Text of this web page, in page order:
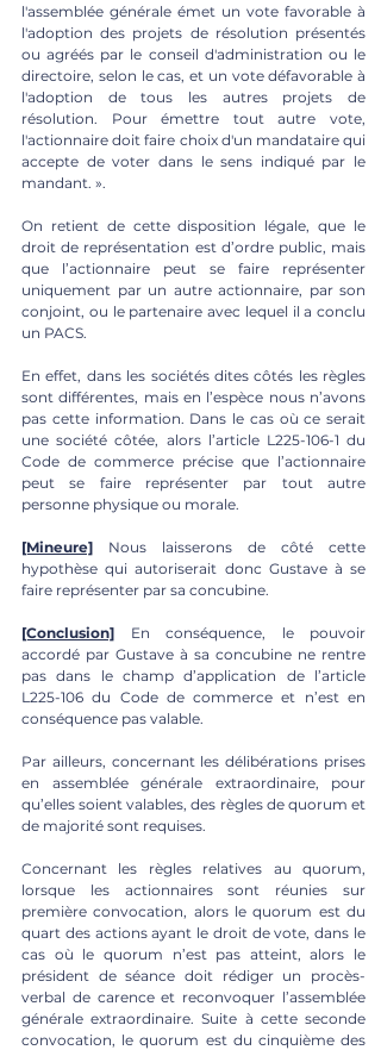
l'assemblée générale émet un vote favorable à
l'adoption des projets de résolution présentés
ou agréés par le conseil d'administration ou le
directoire, selon le cas, et un vote défavorable à
l'adoption de tous les autres projets de
résolution. Pour émettre tout autre vote,
l'actionnaire doit faire choix d'un mandataire qui
accepte de voter dans le sens indiqué par le
mandant. ».
On retient de cette disposition légale, que le
droit de représentation est d’ordre public, mais
que l’actionnaire peut se faire représenter
uniquement par un autre actionnaire, par son
conjoint, ou le partenaire avec lequel il a conclu
un PACS.
En effet, dans les sociétés dites côtés les règles
sont différentes, mais en l’espèce nous n’avons
pas cette information. Dans le cas où ce serait
une société côtée, alors l’article L225-106-1 du
Code de commerce précise que l’actionnaire
peut se faire représenter par tout autre
personne physique ou morale.
[Mineure] Nous laisserons de côté cette
hypothèse qui autoriserait donc Gustave à se
faire représenter par sa concubine.
[Conclusion] En conséquence, le pouvoir
accordé par Gustave à sa concubine ne rentre
pas dans le champ d’application de l’article
L225-106 du Code de commerce et n’est en
conséquence pas valable.
Par ailleurs, concernant les délibérations prises
en assemblée générale extraordinaire, pour
qu’elles soient valables, des règles de quorum et
de majorité sont requises.
Concernant les règles relatives au quorum,
lorsque les actionnaires sont réunies sur
première convocation, alors le quorum est du
quart des actions ayant le droit de vote, dans le
cas où le quorum n’est pas atteint, alors le
président de séance doit rédiger un procès-
verbal de carence et reconvoquer l’assemblée
générale extraordinaire. Suite à cette seconde
convocation, le quorum est du cinquième des